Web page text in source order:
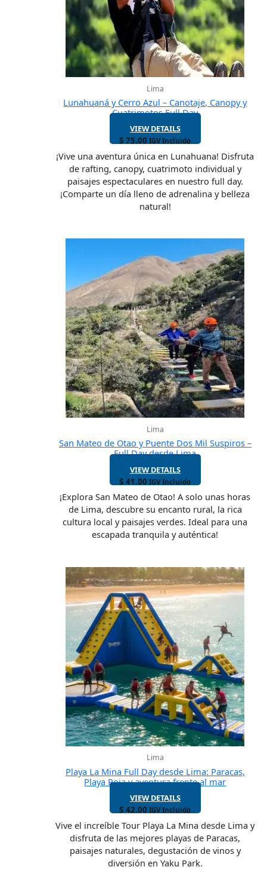
Lima
Lunahuaná y Cerro Azul – Canotaje, Canopy y
Cuatrimotos Full Day
VIEW DETAILS
$ 75.00 IGV Incluido
¡Vive una aventura única en Lunahuana! Disfruta
de rafting, canopy, cuatrimoto individual y
paisajes espectaculares en nuestro full day.
¡Comparte un día lleno de adrenalina y belleza
natural!
Lima
San Mateo de Otao y Puente Dos Mil Suspiros –
Full Day desde Lima
VIEW DETAILS
$ 41.00 IGV Incluido
¡Explora San Mateo de Otao! A solo unas horas
de Lima, descubre su encanto rural, la rica
cultura local y paisajes verdes. Ideal para una
escapada tranquila y auténtica!
Lima
Playa La Mina Full Day desde Lima: Paracas,
Playa Roja y aventura frente al mar
VIEW DETAILS
$ 42.00 IGV Incluido
Vive el increíble Tour Playa La Mina desde Lima y
disfruta de las mejores playas de Paracas,
paisajes naturales, degustación de vinos y
diversión en Yaku Park.